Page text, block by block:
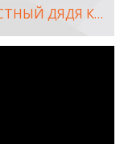
"НАШИ ДЕНЬГИ". КРЕСТНЫЙ ДЯДЯ КИЕВПАСТРАНСА: КТО СТРОИТ ЗОЛОТЫЕ ПУТИ В СТОЛИЦЕ